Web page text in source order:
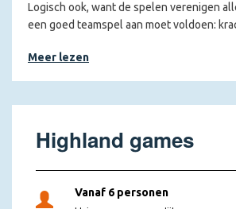
Logisch ook, want de spelen verenigen
een goed teamspel aan moet voldoen:
plezier! De Highland games zijn niet voor
Voor we de oermens in je loslaten, krijgen
Meer lezen
Highland games
Vanaf 6 personen